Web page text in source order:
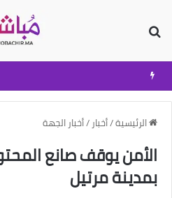
الرئيسية/أخبار /أخبار الجهة
الأمن يوقف صانع
بمدينة مرتيل